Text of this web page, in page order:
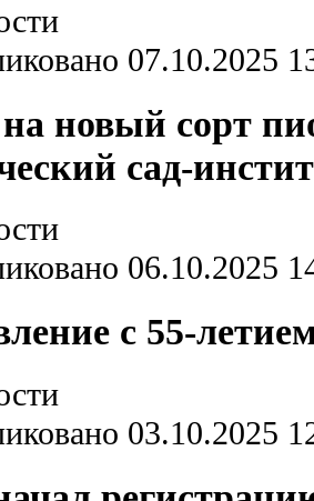
07.10.2025
новый сорт
сад-
06.10.2025
с 55-
03.10.2025